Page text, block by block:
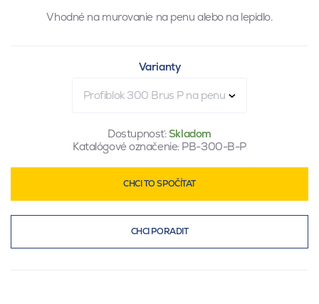
Vhodné na murovanie na penu alebo na lepidlo.
Varianty
Profiblok 300 Brus P na penu
Dostupnosť:Skladom
Katalógové označenie: PB-300-B-P
CHCI TO SPOČÍTAT
CHCI PORADIT